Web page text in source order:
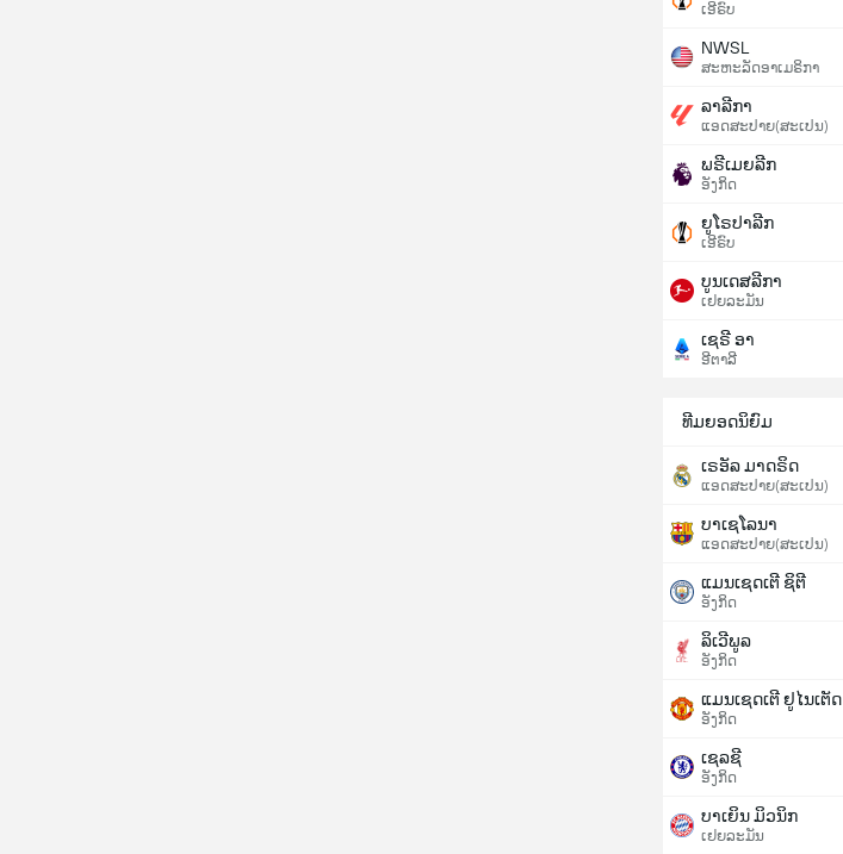
ເອີຣົບ
NWSL
ສະຫະລັດອາເມຣິກາ
ລາລີກາ
ແອດສະປາຍ​(ສະເປນ)
ພຣີເມຍລີກ
ອັງກິດ
ຍູໂຣປາລີກ
ເອີຣົບ
ບູນເດສລີກາ
ເຢຍລະມັນ
ເຊຣີ ອາ
ອີຕາລີ
ທີມຍອດນິຍົມ
ເຣອັລ ມາດຣິດ
ແອດສະປາຍ​(ສະເປນ)
ບາເຊໂລນາ
ແອດສະປາຍ​(ສະເປນ)
ແມນເຊດເຕີ ຊິຕີ
ອັງກິດ
ລິເວີພູລ
ອັງກິດ
ແມນເຊດເຕີ ຢູໄນເຕັດ
ອັງກິດ
ເຊລຊີ
ອັງກິດ
ບາເຍິນ ມິວນິກ
ເຢຍລະມັນ